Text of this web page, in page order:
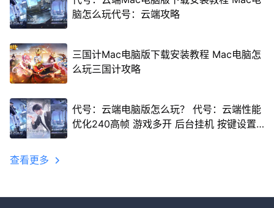
脑怎么玩代号：云端攻略
三国计Mac电脑版下载安装教程 Mac电脑怎
么玩三国计攻略
代号：云端电脑版怎么玩？ 代号：云端性能
优化240高帧 游戏多开 后台挂机 按键设置
查看更多